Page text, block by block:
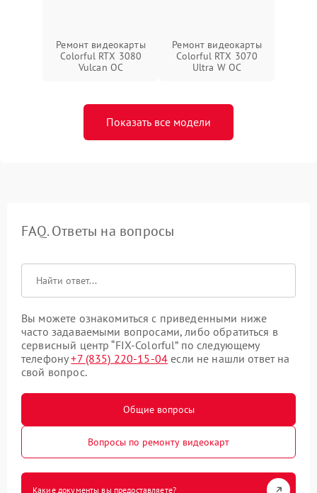
Ремонт видеокарты
Colorful RTX 3080
Vulcan OC
Ремонт видеокарты
Colorful RTX 3070
Ultra W OC
Показать все модели
FAQ. Ответы на вопросы
Вы можете ознакомиться с приведенными ниже
часто задаваемыми вопросами, либо обратиться в
сервисный центр “FIX-Colorful” по следующему
телефону+7 (835) 220-15-04 если не нашли ответ на
свой вопрос.
Общие вопросы
Вопросы по ремонту видеокарт
Какие документы вы предоставляете?